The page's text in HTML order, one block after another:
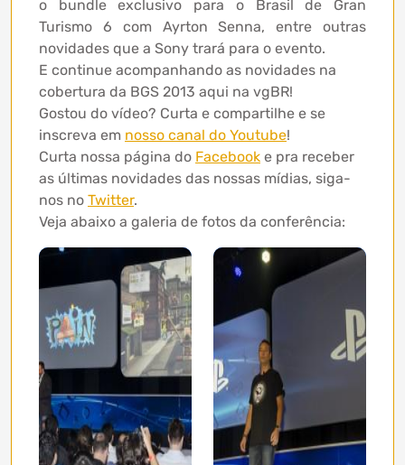
o bundle exclusivo para o Brasil de Gran
Turismo 6 com Ayrton Senna, entre outras
novidades que a Sony trará para o evento.
E continue acompanhando as novidades na
cobertura da BGS 2013 aqui na vgBR!
Gostou do vídeo? Curta e compartilhe e se
inscreva em nosso canal do Youtube!
Curta nossa página do Facebook e pra receber
as últimas novidades das nossas mídias, siga-
nos no Twitter.
Veja abaixo a galeria de fotos da conferência: